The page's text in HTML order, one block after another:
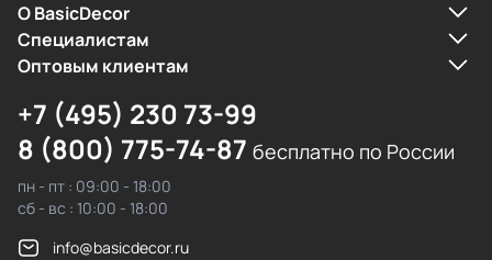
О BasicDecor
Cпециалистам
Оптовым клиентам
+7 (495) 230 73-99
8 (800) 775-74-87 бесплатно по России
пн - пт : 09:00 - 18:00
сб - вс : 10:00 - 18:00
info@basicdecor.ru